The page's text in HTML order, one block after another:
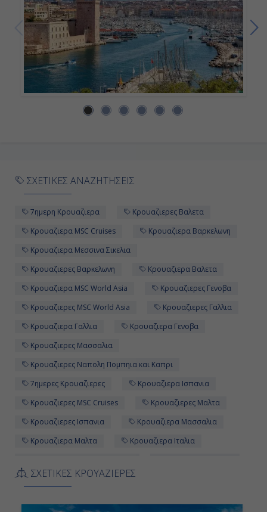
ΣΧΕΤΙΚΕΣ ΑΝΑΖΗΤΗΣΕΙΣ
7ημερη Κρουαζιερα
Κρουαζιερες Βαλετα
Κρουαζιερα MSC Cruises
Κρουαζιερα Βαρκελωνη
Κρουαζιερα Μεσσινα Σικελια
Κρουαζιερες Βαρκελωνη
Κρουαζιερα Βαλετα
Κρουαζιερα MSC World Asia
Κρουαζιερες Γενοβα
Κρουαζιερες MSC World Asia
Κρουαζιερες Γαλλια
Κρουαζιερα Γαλλια
Κρουαζιερα Γενοβα
Κρουαζιερες Μασσαλια
Κρουαζιερες Ναπολη Πομπηια και Καπρι
7ημερες Κρουαζιερες
Κρουαζιερα Ισπανια
Κρουαζιερες MSC Cruises
Κρουαζιερες Μαλτα
Κρουαζιερες Ισπανια
Κρουαζιερα Μασσαλια
Κρουαζιερα Μαλτα
Κρουαζιερα Ιταλια
Κρουαζιερα Ναπολη Πομπηια και Καπρι
ΣΧΕΤΙΚΕΣ ΚΡΟΥΑΖΙΕΡΕΣ